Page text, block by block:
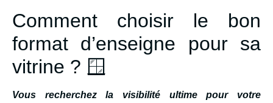
Comment choisir le bon
format d’enseigne pour sa
vitrine ? 🪟
Vous recherchez la visibilité ultime pour votre